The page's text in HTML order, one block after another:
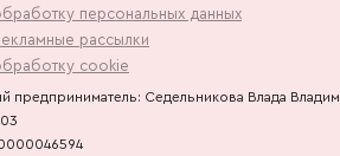
персональных данных
рассылки
cookie
предприниматель: Седельникова Влада